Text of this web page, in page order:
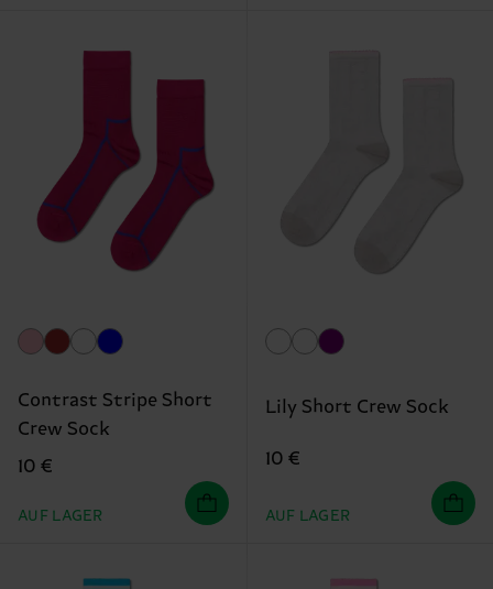
Contrast Stripe Short
Crew Sock
10 €
AUF LAGER
Lily Short Crew Sock
10 €
AUF LAGER